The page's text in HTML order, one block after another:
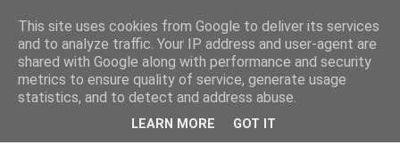
This site uses cookies from Google to deliver its services
and to analyze traffic. Your IP address and user-agent are
shared with Google along with performance and security
metrics to ensure quality of service, generate usage
statistics, and to detect and address abuse.
LEARN MORE GOT IT